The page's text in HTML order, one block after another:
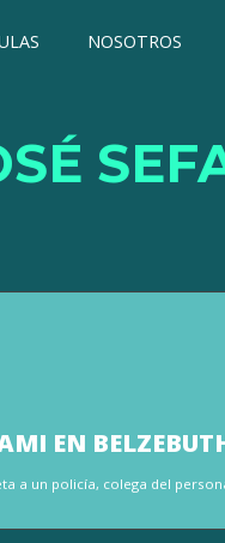
NOSOTROS
EN
a un policía, colega del